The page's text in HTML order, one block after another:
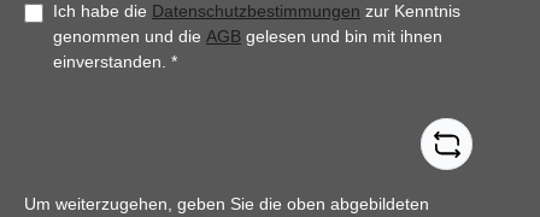
Ich habe die Datenschutzbestimmungen zur Kenntnis
genommen und die AGB gelesen und bin mit ihnen
einverstanden. *
Um weiterzugehen, geben Sie die oben abgebildeten